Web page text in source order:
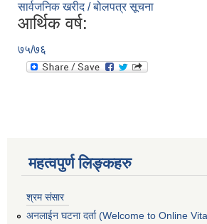
सार्वजनिक खरीद / बोलपत्र सूचना
आर्थिक वर्ष:
७५/७६
महत्वपुर्ण लिङ्कहरु
श्रम संसार
अनलाईन घटना दर्ता (Welcome to Online